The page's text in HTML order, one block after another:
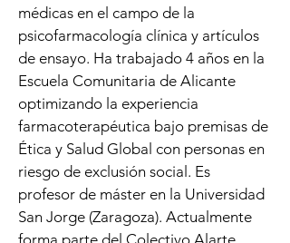
médicas en el campo de la
psicofarmacología clínica y artículos
de ensayo. Ha trabajado 4 años en la
Escuela Comunitaria de Alicante
optimizando la experiencia
farmacoterapéutica bajo premisas de
Ética y Salud Global con personas en
riesgo de exclusión social. Es
profesor de máster en la Universidad
San Jorge (Zaragoza). Actualmente
forma parte del Colectivo Alarte